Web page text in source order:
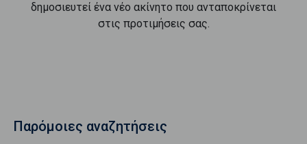
δημοσιευτεί ένα νέο ακίνητο που ανταποκρίνεται
στις προτιμήσεις σας.
Παρόμοιες αναζητήσεις